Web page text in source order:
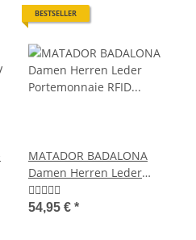
BESTSELLER
MATADOR BADALONA
Damen Herren Leder
Portemonnaie RFID TüV
54,95 € *